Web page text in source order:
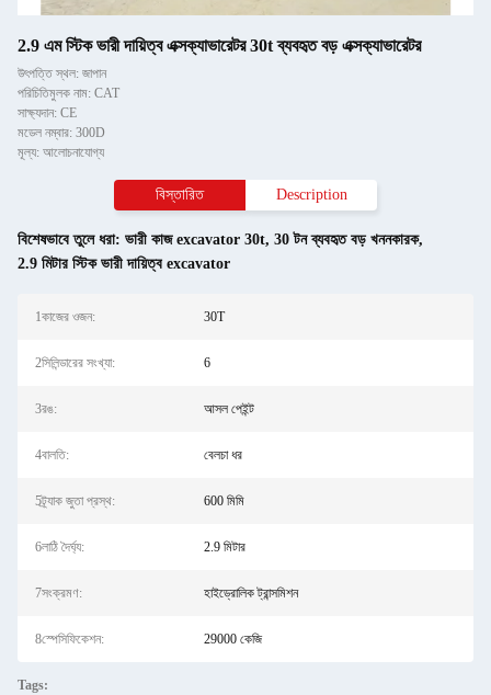
2.9 এম স্টিক ভারী দায়িত্ব এক্সক্যাভারেটর 30t ব্যবহৃত বড় এক্সক্যাভারেটর
উৎপত্তি স্থল: জাপান
পরিচিতিমুলক নাম: CAT
সাক্ষ্যদান: CE
মডেল নম্বার: 300D
মূল্য: আলোচনাযোগ্য
বিস্তারিত Description
বিশেষভাবে তুলে ধরা: ভারী কাজ excavator 30t, 30 টন ব্যবহৃত বড় খননকারক,
2.9 মিটার স্টিক ভারী দায়িত্ব excavator
1কাজের ওজন: 30T
2সিলিন্ডারের সংখ্যা: 6
3রঙ: আসল পেইন্ট
4বালতি: বেলচা ধর
5ট্র্যাক জুতা প্রস্থ: 600 মিমি
6লাঠি দৈর্ঘ্য: 2.9 মিটার
7সংক্রমণ: হাইড্রোলিক ট্রান্সমিশন
8স্পেসিফিকেশন: 29000 কেজি
Tags: